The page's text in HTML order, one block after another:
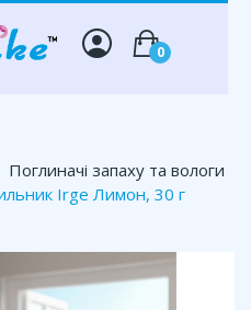
0
Поглиначі запаху та вологи
Irge Лимон, 30 г